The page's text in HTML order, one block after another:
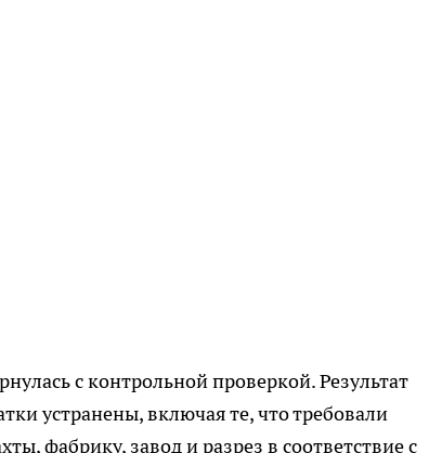
с контрольной проверкой. Результат
устранены, включая те, что требовали
фабрику, завод и разрез в соответствие с